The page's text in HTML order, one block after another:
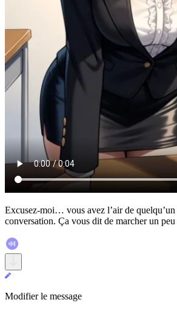
Excusez-moi… vous avez l’air de
conversation. Ça vous dit de marcher un
Modifier le message